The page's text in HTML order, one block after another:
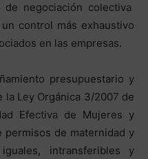
negociación colectiva
control más exhaustivo
en las empresas.
presupuestario y
la Ley Orgánica 3/2007 de
Efectiva de Mujeres y
permisos de maternidad y
intransferibles y